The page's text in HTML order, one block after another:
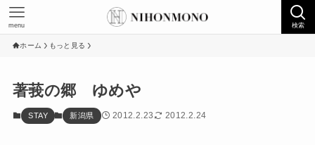
検索
menu
ホーム もっと見る
著莪の郷 ゆめや
STAY 新潟県 2012.2.23 2012.2.24